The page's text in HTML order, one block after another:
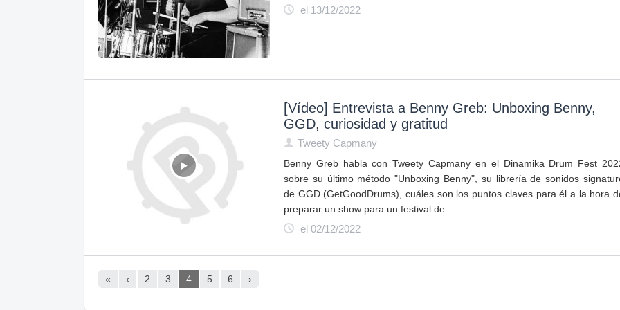
el 13/12/2022
[Vídeo] Entrevista a Benny Greb: Unboxing Benny,
GGD, curiosidad y gratitud
Tweety Capmany
Benny Greb habla con Tweety Capmany en el Dinamika Drum Fest
sobre su último método "Unboxing Benny", su librería de sonidos
de GGD (GetGoodDrums), cuáles son los puntos claves para él a la hora
preparar un show para un festival de.
el 02/12/2022
« ‹ 2 3 4 5 6 ›